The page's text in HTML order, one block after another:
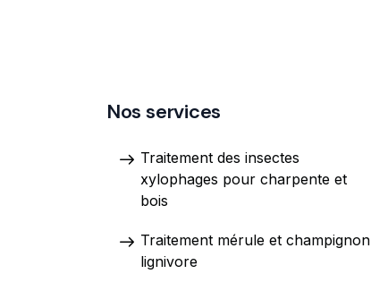
Nos services
Traitement des insectes
xylophages pour charpente et
bois
Traitement mérule et champignon
lignivore